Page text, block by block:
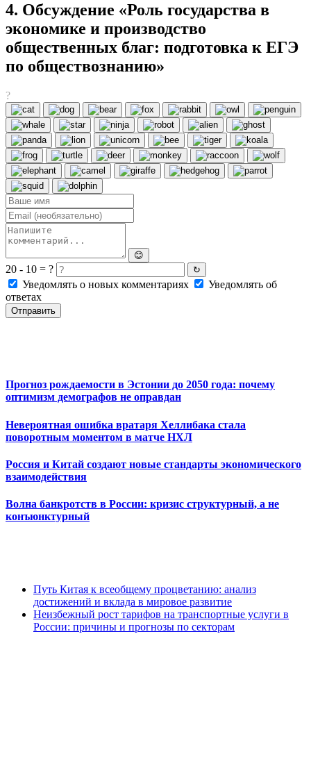
4. Обсуждение «Роль государства в
экономике и производство
общественных благ: подготовка к ЕГЭ
по обществознанию»
?
😊
20 - 10 = ? ↻
Уведомлять о новых комментариях
Уведомлять об
ответах
Отправить
Прогноз рождаемости в Эстонии до 2050 года: почему
оптимизм демографов не оправдан
Невероятная ошибка вратаря Хеллибака стала
поворотным моментом в матче НХЛ
Россия и Китай создают новые стандарты экономического
взаимодействия
Волна банкротств в России: кризис структурный, а не
конъюнктурный
Путь Китая к всеобщему процветанию: анализ
достижений и вклада в мировое развитие
Неизбежный рост тарифов на транспортные услуги в
России: причины и прогнозы по секторам